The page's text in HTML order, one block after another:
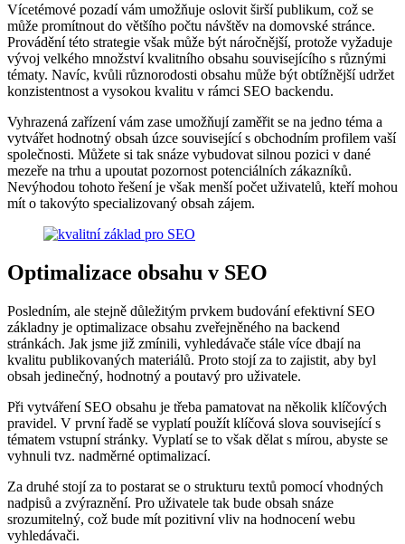
Vícetémové pozadí vám umožňuje oslovit širší publikum, což se
může promítnout do většího počtu návštěv na domovské stránce.
Provádění této strategie však může být náročnější, protože vyžaduje
vývoj velkého množství kvalitního obsahu souvisejícího s různými
tématy. Navíc, kvůli různorodosti obsahu může být obtížnější udržet
konzistentnost a vysokou kvalitu v rámci SEO backendu.
Vyhrazená zařízení vám zase umožňují zaměřit se na jedno téma a
vytvářet hodnotný obsah úzce související s obchodním profilem vaší
společnosti. Můžete si tak snáze vybudovat silnou pozici v dané
mezeře na trhu a upoutat pozornost potenciálních zákazníků.
Nevýhodou tohoto řešení je však menší počet uživatelů, kteří mohou
mít o takovýto specializovaný obsah zájem.
Optimalizace obsahu v SEO
Posledním, ale stejně důležitým prvkem budování efektivní SEO
základny je optimalizace obsahu zveřejněného na backend
stránkách. Jak jsme již zmínili, vyhledávače stále více dbají na
kvalitu publikovaných materiálů. Proto stojí za to zajistit, aby byl
obsah jedinečný, hodnotný a poutavý pro uživatele.
Při vytváření SEO obsahu je třeba pamatovat na několik klíčových
pravidel. V první řadě se vyplatí použít klíčová slova související s
tématem vstupní stránky. Vyplatí se to však dělat s mírou, abyste se
vyhnuli tvz. nadměrné optimalizací.
Za druhé stojí za to postarat se o strukturu textů pomocí vhodných
nadpisů a zvýraznění. Pro uživatele tak bude obsah snáze
srozumitelný, což bude mít pozitivní vliv na hodnocení webu
vyhledávači.